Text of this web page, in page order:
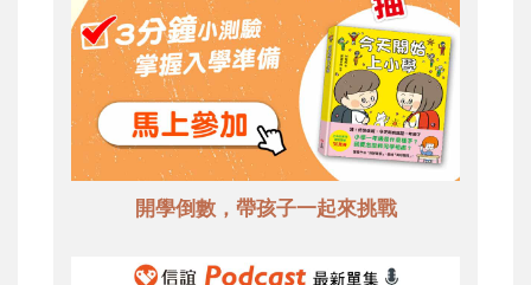
開學倒數，帶孩子一起來挑戰